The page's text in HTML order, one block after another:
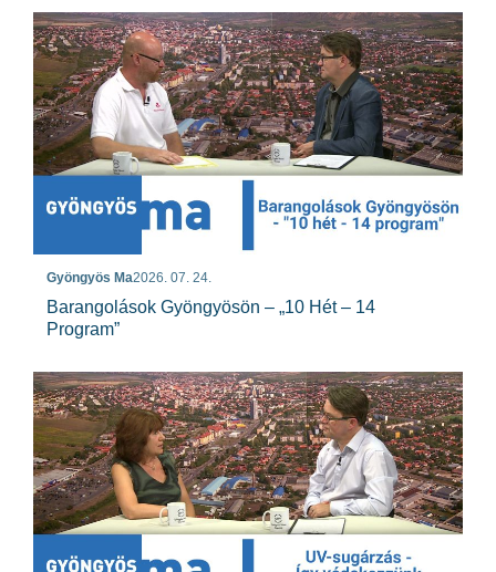
Gyöngyös Ma2026. 07. 24.
Barangolások Gyöngyösön – „10 Hét – 14
Program”